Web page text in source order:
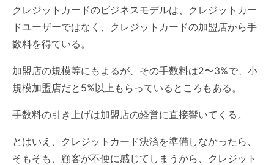
クレジットカードのビジネスモデルは、クレジットカー
ドユーザーではなく、クレジットカードの加盟店から手
数料を得ている。
加盟店の規模等にもよるが、その手数料は2〜3%で、小
規模加盟店だと5%以上もらっているところもある。
手数料の引き上げは加盟店の経営に直接響いてくる。
とはいえ、クレジットカード決済を準備しなかったら、
そもそも、顧客が不便に感じてしまうから、クレジット